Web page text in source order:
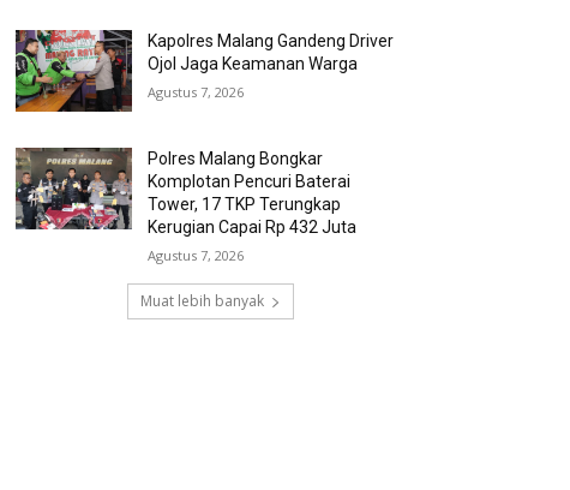
Kapolres Malang Gandeng Driver
Ojol Jaga Keamanan Warga
Agustus 7, 2026
Polres Malang Bongkar
Komplotan Pencuri Baterai
Tower, 17 TKP Terungkap
Kerugian Capai Rp 432 Juta
Agustus 7, 2026
Muat lebih banyak